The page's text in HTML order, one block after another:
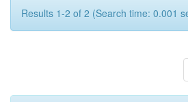
Results 1-2 of 2 (Search time: 0.001